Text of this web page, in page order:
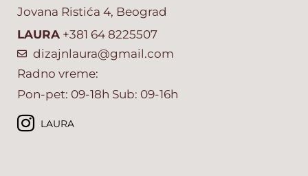
Jovana Ristića 4, Beograd
LAURA +381 64 8225507
dizajnlaura@gmail.com
Radno vreme:
Pon-pet: 09-18h Sub: 09-16h
LAURA